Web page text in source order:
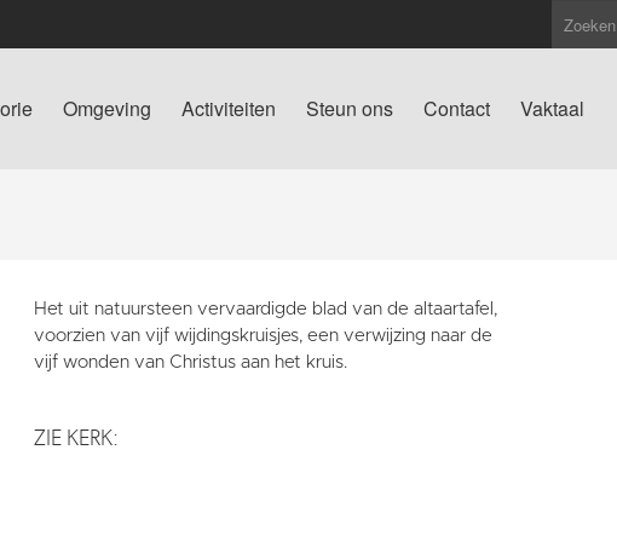
Omgeving Activiteiten Steun ons Contact Vaktaal
Het uit natuursteen vervaardigde blad van de altaartafel,
voorzien van vijf wijdingskruisjes, een verwijzing naar de
vijf wonden van Christus aan het kruis.
ZIE KERK: